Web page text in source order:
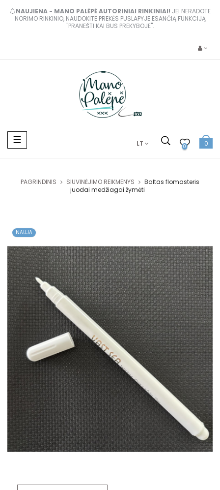
NAUJIENA - MANO PALĖPĖ AUTORINIAI RINKINIAI! JEI NERADOTE
NORIMO RINKINIO, NAUDOKITE PREKĖS PUSLAPYJE ESANČIĄ FUNKCIJĄ
"PRANEŠTI KAI BUS PREKYBOJE".
Toggle
navigation
☰ LT 0 0
PAGRINDINIS SIUVINĖJIMO REIKMENYS
Baltas flomasteris
juodai medžiagai žymėti
NAUJA